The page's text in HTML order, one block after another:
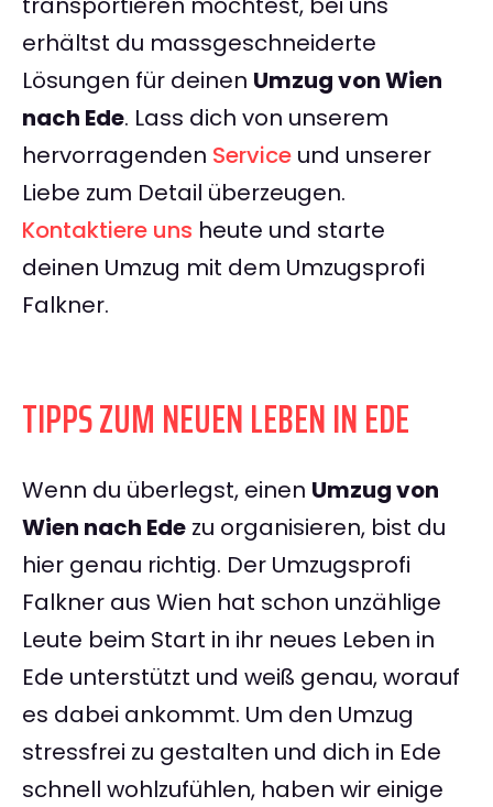
erhältst du massgeschneiderte
Lösungen für deinen Umzug von Wien
nach Ede. Lass dich von unserem
hervorragenden Service und unserer
Liebe zum Detail überzeugen.
Kontaktiere uns heute und starte
deinen Umzug mit dem Umzugsprofi
Falkner.
TIPPS ZUM NEUEN LEBEN IN EDE
Wenn du überlegst, einen Umzug von
Wien nach Ede zu organisieren, bist du
hier genau richtig. Der Umzugsprofi
Falkner aus Wien hat schon unzählige
Leute beim Start in ihr neues Leben in
Ede unterstützt und weiß genau, worauf
es dabei ankommt. Um den Umzug
stressfrei zu gestalten und dich in Ede
schnell wohlzufühlen, haben wir einige